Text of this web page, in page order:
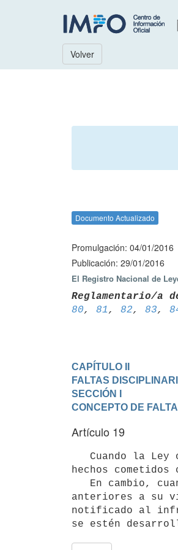
Volver
Documento Actualizado
Promulgación: 04/01/2016
Publicación: 29/01/2016
El Registro Nacional de
Reglamentario/a
80, 81 , 82, 83,
CAPÍTULO II
FALTAS
SECCIÓN I
CONCEPTO DE
Artículo 19
hechos
anteriores a su
notificado al